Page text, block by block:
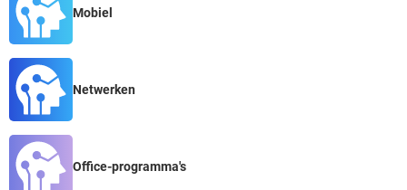
Mobiel
Netwerken
Office-programma's